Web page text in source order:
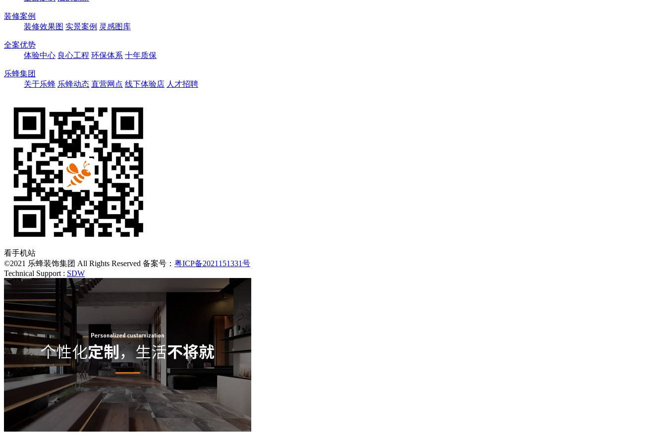
装修案例
装修效果图 实景案例 灵感图库
全案优势
体验中心 良心工程 环保体系 十年质保
乐蜂集团
关于乐蜂 乐蜂动态 直营网点 线下体验店 人才招聘
看手机站
©2021 乐蜂装饰集团 All Rights Reserved 备案号： 粤ICP备2021151331号
Technical Support : SDW